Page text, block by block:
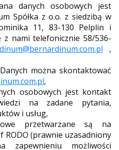
danych osobowych jest
Spółka z o.o. z siedzibą w
11, 83-130 Pelplin i
nami telefonicznie 58/536-
,
można skontaktować
,
osobowych jest kontakt
na zadane pytania,
i usług,
przetwarzane są na
RODO (prawnie uzasadniony
zapewnieniu możliwości